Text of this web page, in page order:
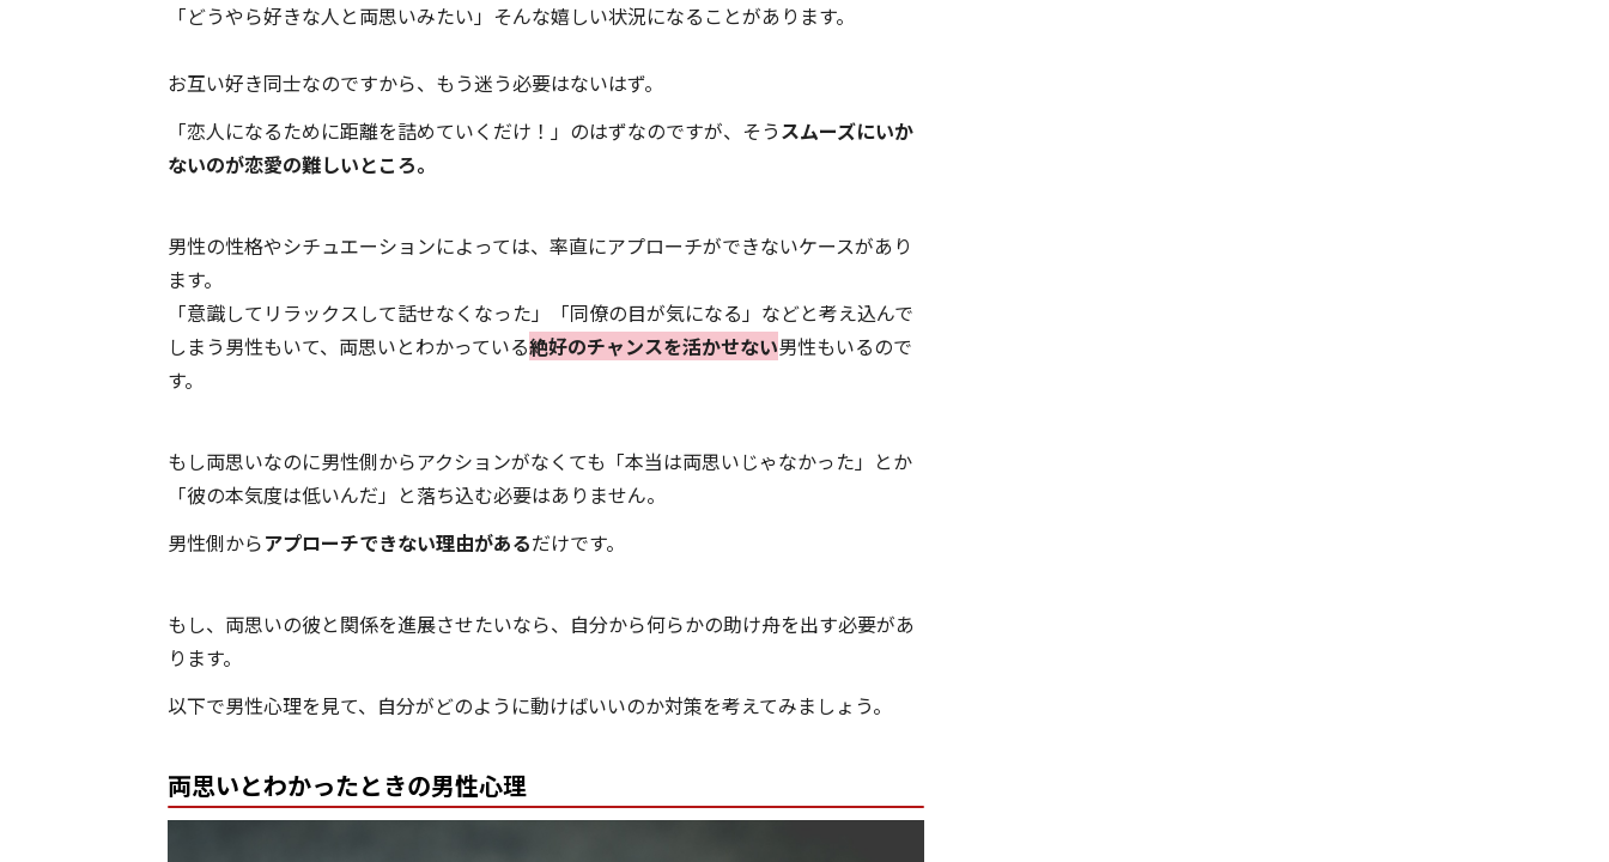
「どうやら好きな人と両思いみたい」そんな嬉しい状況になることがあります。
お互い好き同士なのですから、もう迷う必要はないはず。
「恋人になるために距離を詰めていくだけ！」のはずなのですが、そうスムーズにいか
ないのが恋愛の難しいところ。
男性の性格やシチュエーションによっては、率直にアプローチができないケースがあり
ます。
「意識してリラックスして話せなくなった」「同僚の目が気になる」などと考え込んで
しまう男性もいて、両思いとわかっている絶好のチャンスを活かせない男性もいるので
す。
もし両思いなのに男性側からアクションがなくても「本当は両思いじゃなかった」とか
「彼の本気度は低いんだ」と落ち込む必要はありません。
男性側からアプローチできない理由があるだけです。
もし、両思いの彼と関係を進展させたいなら、自分から何らかの助け舟を出す必要があ
ります。
以下で男性心理を見て、自分がどのように動けばいいのか対策を考えてみましょう。
両思いとわかったときの男性心理